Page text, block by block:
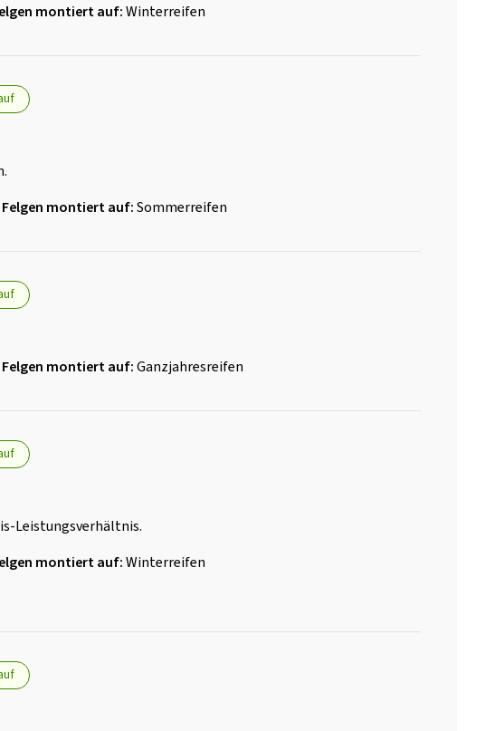
montiert auf:Winterreifen
Felgen montiert auf:Sommerreifen
Felgen montiert auf:Ganzjahresreifen
Leistungsverhältnis.
montiert auf:Winterreifen